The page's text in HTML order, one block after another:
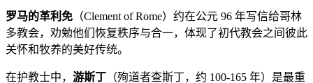
罗马的革利免 （Clement of Rome）约在公元 96 年写信给哥林
多教会，劝勉他们恢复秩序与合一，体现了初代教会之间彼此
关怀和牧养的美好传统。
在护教士中， 游斯丁 （殉道者查斯丁，约 100-165 年）是最重